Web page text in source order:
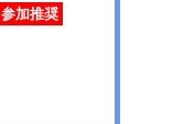
参加推奨